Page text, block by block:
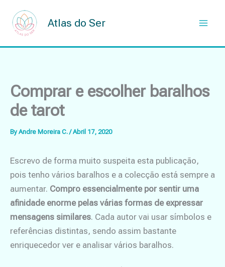
content
Atlas do Ser
Comprar e escolher baralhos
de tarot
ByAndre Moreira C./Abril 17, 2020
Escrevo de forma muito suspeita esta publicação,
pois tenho vários baralhos e a colecção está sempre a
aumentar. Compro essencialmente por sentir uma
afinidade enorme pelas várias formas de expressar
mensagens similares. Cada autor vai usar símbolos e
referências distintas, sendo assim bastante
enriquecedor ver e analisar vários baralhos.